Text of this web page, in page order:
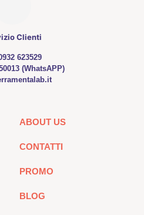
Clienti
623529
(WhatsAPP)
ABOUT US
CONTATTI
PROMO
BLOG